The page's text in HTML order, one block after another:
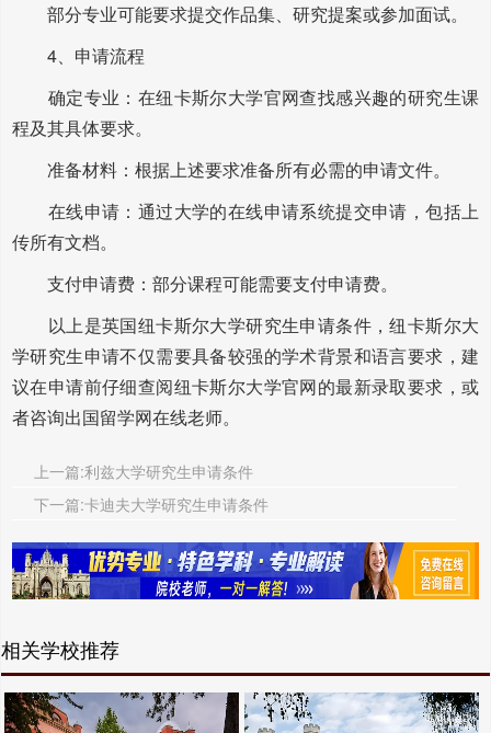
部分专业可能要求提交作品集、研究提案或参加面试。
4、申请流程
确定专业：在纽卡斯尔大学官网查找感兴趣的研究生课
程及其具体要求。
准备材料：根据上述要求准备所有必需的申请文件。
在线申请：通过大学的在线申请系统提交申请，包括上
传所有文档。
支付申请费：部分课程可能需要支付申请费。
以上是英国纽卡斯尔大学研究生申请条件，纽卡斯尔大
学研究生申请不仅需要具备较强的学术背景和语言要求，建
议在申请前仔细查阅纽卡斯尔大学官网的最新录取要求，或
者咨询出国留学网在线老师。
上一篇:利兹大学研究生申请条件
下一篇:卡迪夫大学研究生申请条件
相关学校推荐